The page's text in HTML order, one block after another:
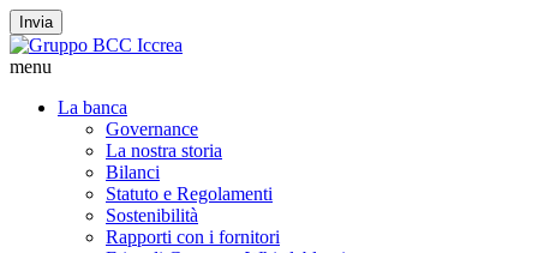
Invia
menu
La banca
Governance
La nostra storia
Bilanci
Statuto e Regolamenti
Sostenibilità
Rapporti con i fornitori